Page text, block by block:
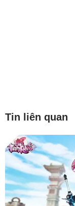
Tin liên quan